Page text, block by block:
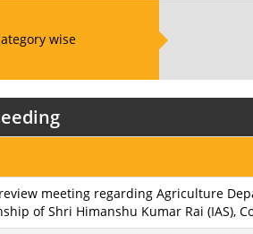
wise
meeting regarding Agriculture
of Shri Himanshu Kumar Rai (IAS),